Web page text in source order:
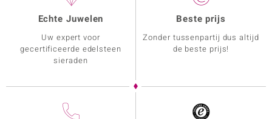
Echte Juwelen
Uw expert voor
gecertificeerde edelsteen
sieraden
Beste prijs
Zonder tussenpartij dus altijd
de beste prijs!